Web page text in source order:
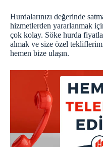
Hurdalarınızı değerinde
hizmetlerden yararlanmak
çok kolay. Söke hurda
almak ve size özel
hemen bize ulaşın.